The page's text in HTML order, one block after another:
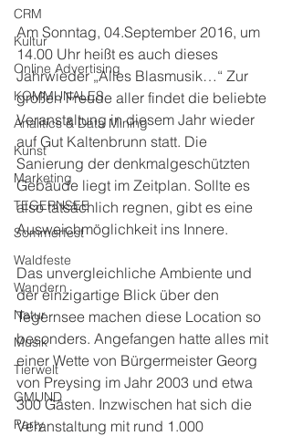
CRM
Kultur
Online Advertising
KOMMUNALES
Analitics & Data Mining
Kunst
Marketing
TEGERNSEE
Sommerfest
Waldfeste
Wandern
Natur
Musik
Tierwelt
GMUND
Party
Am Sonntag, 04.September 2016, um
14.00 Uhr heißt es auch dieses
Jahrwieder „Alles Blasmusik…“ Zur
großen Freude aller findet die beliebte
Veranstaltung in diesem Jahr wieder
auf Gut Kaltenbrunn statt. Die
Sanierung der denkmalgeschützten
Gebäude liegt im Zeitplan. Sollte es
also tatsächlich regnen, gibt es eine
Ausweichmöglichkeit ins Innere.
Das unvergleichliche Ambiente und
der einzigartige Blick über den
Tegernsee machen diese Location so
besonders. Angefangen hatte alles mit
einer Wette von Bürgermeister Georg
von Preysing im Jahr 2003 und etwa
300 Gästen. Inzwischen hat sich die
Veranstaltung mit rund 1.000